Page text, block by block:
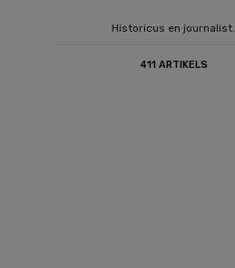
Historicus en journalist.
411 ARTIKELS